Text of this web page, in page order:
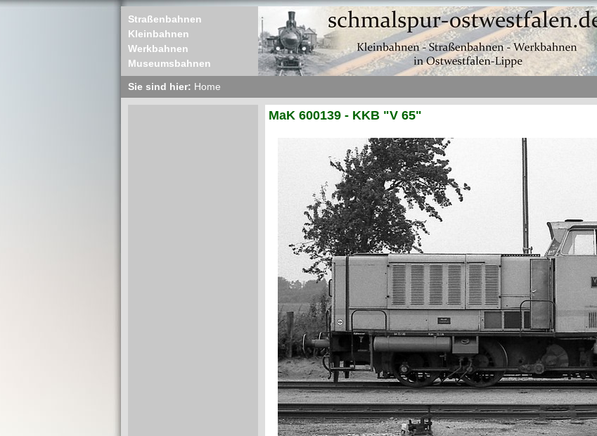
Straßenbahnen
Kleinbahnen
Werkbahnen
Museumsbahnen
Sie sind hier: Home
MaK 600139 - KKB "V 65"